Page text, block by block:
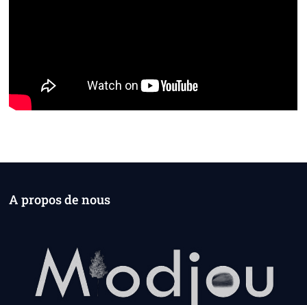
A propos de nous